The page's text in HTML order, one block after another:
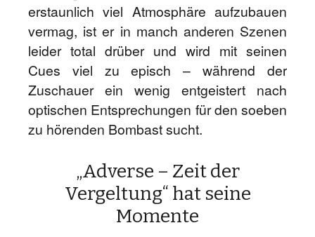
erstaunlich viel Atmosphäre aufzubauen
vermag, ist er in manch anderen Szenen
leider total drüber und wird mit seinen
Cues viel zu episch – während der
Zuschauer ein wenig entgeistert nach
optischen Entsprechungen für den soeben
zu hörenden Bombast sucht.
„Adverse – Zeit der
Vergeltung“ hat seine
Momente